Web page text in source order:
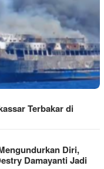
Terbakar di
Diri,
Damayanti Jadi